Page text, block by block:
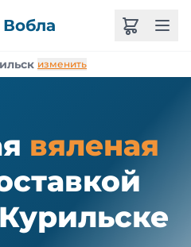
изменить
вяленая